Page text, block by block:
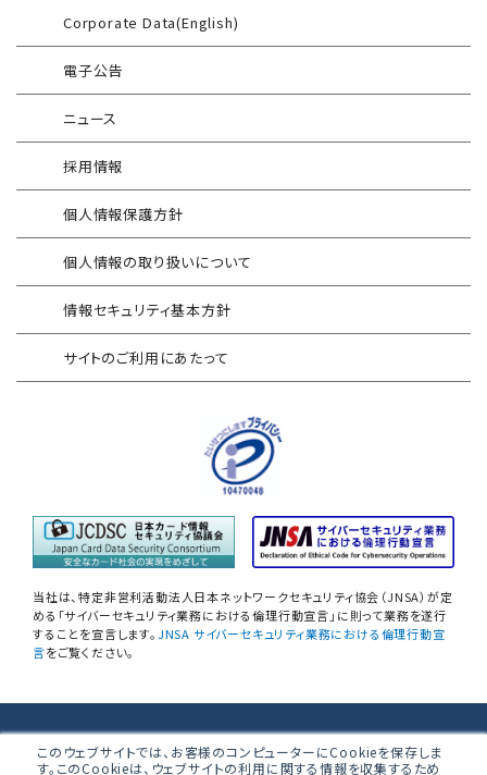
このウェブサイトでは、お客様のコンピューターにCookieを保存しま
す。このCookieは、ウェブサイトの利用に関する情報を収集するため
インシデント対応訓練
インシデント対応訓練シミュレーター
情報セキュリティリスクアセスメント
FISCガイドライン準拠対応支援サービス
地方公共団体向け 情報セキュリティ
セルフアセスメント
産業制御システム向けリスクアセスメント
EC加盟店様向け セキュリティ・チェックリスト
対応アセスメントサービス
自己問診型 個人情報に関わる
情報セキュリティアセスメント
情報セキュリティ
自己点検アンケートサービス
NIST SP800-171 サプライチェーン
情報セキュリティアセスメント
データベース設定評価
SIEM運用／分析
Splunk自動遮断連携
エンドポイントセキュリティ EDR-MSS
Security-First Aidサービス
セキュアメール
AAMSマルウェア・プロテクト
セキュリティログ分析／活用支援
サイバープロテクション（CP）
Corporate Data(English)
電子公告
ニュース
採用情報
個人情報保護方針
個人情報の取り扱いについて
情報セキュリティ基本方針
サイトのご利用にあたって
当社は、特定非営利活動法人日本ネットワークセキュリティ協会（JNSA）が定
める「サイバーセキュリティ業務における倫理行動宣言」に則って業務を遂行
することを宣言します。JNSA サイバーセキュリティ業務における倫理行動宣
言をご覧ください。
株式会社ブロードバンドセキュリティ